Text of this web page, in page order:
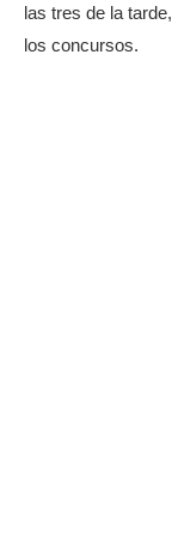
las tres de la
los concursos.